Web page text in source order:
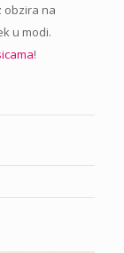
obzira na
u modi.
!